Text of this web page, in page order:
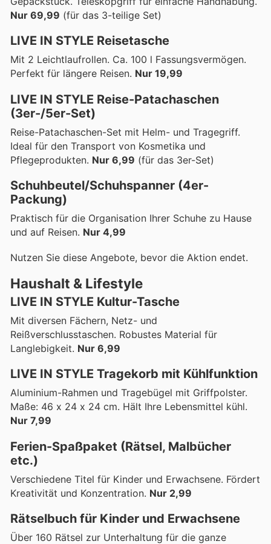
Nur 69,99 (für das 3-teilige Set)
LIVE IN STYLE Reisetasche
Mit 2 Leichtlaufrollen. Ca. 100 l Fassungsvermögen.
Perfekt für längere Reisen. Nur 19,99
LIVE IN STYLE Reise-Patachaschen
(3er-/5er-Set)
Reise-Patachaschen-Set mit Helm- und Tragegriff.
Ideal für den Transport von Kosmetika und
Pflegeprodukten. Nur 6,99 (für das 3er-Set)
Schuhbeutel/Schuhspanner (4er-
Packung)
Praktisch für die Organisation Ihrer Schuhe zu Hause
und auf Reisen. Nur 4,99
Nutzen Sie diese Angebote, bevor die Aktion endet.
Haushalt & Lifestyle
LIVE IN STYLE Kultur-Tasche
Mit diversen Fächern, Netz- und
Reißverschlusstaschen. Robustes Material für
Langlebigkeit. Nur 6,99
LIVE IN STYLE Tragekorb mit Kühlfunktion
Aluminium-Rahmen und Tragebügel mit Griffpolster.
Maße: 46 x 24 x 24 cm. Hält Ihre Lebensmittel kühl.
Nur 7,99
Ferien-Spaßpaket (Rätsel, Malbücher
etc.)
Verschiedene Titel für Kinder und Erwachsene. Fördert
Kreativität und Konzentration. Nur 2,99
Rätselbuch für Kinder und Erwachsene
Über 160 Rätsel zur Unterhaltung für die ganze